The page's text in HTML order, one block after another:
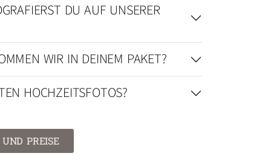
DU AUF UNSERER
WIR IN DEINEM PAKET?
HOCHZEITSFOTOS?
PREISE